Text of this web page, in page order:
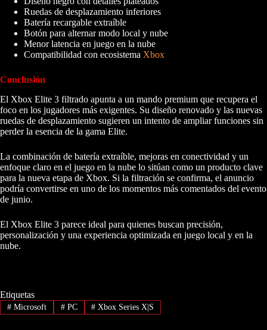
Ruedas de desplazamiento inferiores
Batería recargable extraíble
Botón para alternar modo local y nube
Menor latencia en juego en la nube
Compatibilidad con ecosistema Xbox
Conclusión
El Xbox Elite 3 filtrado apunta a un mando premium que recupera el
foco en los jugadores más exigentes. Su diseño renovado y las nuevas
ruedas de desplazamiento sugieren un intento de ampliar funciones sin
perder la esencia de la gama Elite.
La combinación de batería extraíble, mejoras en conectividad y un
enfoque claro en el juego en la nube lo sitúan como un producto clave
para la nueva etapa de Xbox. Si la filtración se confirma, el anuncio
podría convertirse en uno de los momentos más comentados del evento
de junio.
El Xbox Elite 3 parece ideal para quienes buscan precisión,
personalización y una experiencia optimizada en juego local y en la
nube.
Etiquetas
#Microsoft #PC # Xbox Series X|S